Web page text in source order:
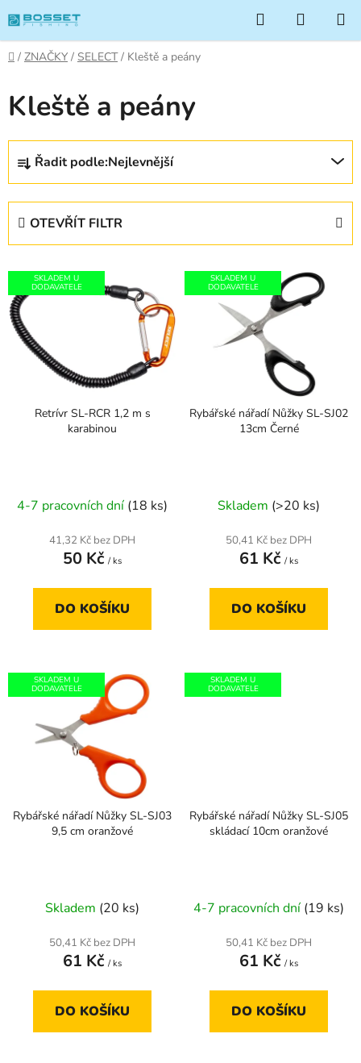
na
obsah
Hledat
KOŠÍK
Domů
/ ZNAČKY / SELECT / Kleště a peány
Kleště a peány
Ř
z
p
r
o
d
Řadit podle:Nejlevnější
OTEVŘÍT FILTR
V
ý
p
SKLADEM U
DODAVATELE
Retrívr SL-RCR 1,2 m s
karabinou
4-7 pracovních dní (18 ks)
41,32 Kč bez DPH
50 Kč / ks
DO KOŠÍKU
SKLADEM U
DODAVATELE
Rybářské nářadí Nůžky SL-SJ02
13cm Černé
Skladem (>20 ks)
50,41 Kč bez DPH
61 Kč / ks
DO KOŠÍKU
SKLADEM U
DODAVATELE
Rybářské nářadí Nůžky SL-SJ03
9,5 cm oranžové
Skladem (20 ks)
50,41 Kč bez DPH
61 Kč / ks
DO KOŠÍKU
SKLADEM U
DODAVATELE
Rybářské nářadí Nůžky SL-SJ05
skládací 10cm oranžové
4-7 pracovních dní (19 ks)
50,41 Kč bez DPH
61 Kč / ks
DO KOŠÍKU